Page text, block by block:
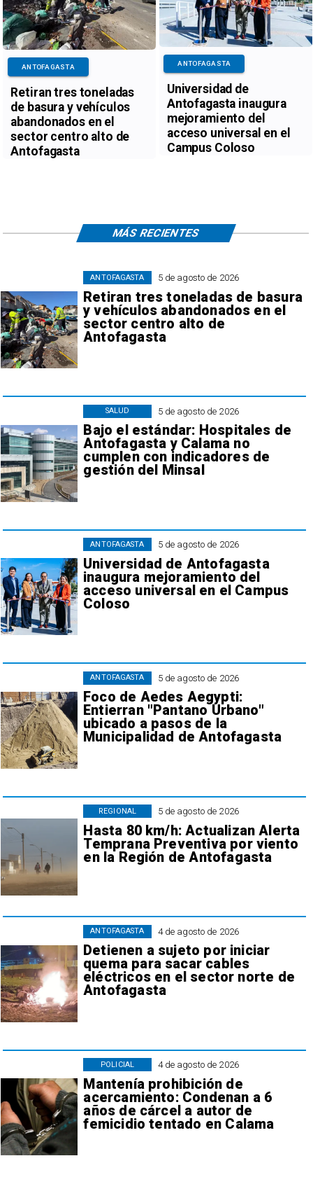
Retiran tres toneladas
de basura y vehículos
abandonados en el
sector centro alto de
Antofagasta
ANTOFAGASTA
Universidad de
Antofagasta inaugura
mejoramiento del
acceso universal en el
Campus Coloso
ANTOFAGASTA
5 de agosto de 2026
Retiran tres toneladas de basura
y vehículos abandonados en el
sector centro alto de
Antofagasta
ANTOFAGASTA
5 de agosto de 2026
Bajo el estándar: Hospitales de
Antofagasta y Calama no
cumplen con indicadores de
gestión del Minsal
SALUD
5 de agosto de 2026
Universidad de Antofagasta
inaugura mejoramiento del
acceso universal en el Campus
Coloso
ANTOFAGASTA
5 de agosto de 2026
Foco de Aedes Aegypti:
Entierran "Pantano Urbano"
ubicado a pasos de la
Municipalidad de Antofagasta
ANTOFAGASTA
5 de agosto de 2026
Hasta 80 km/h: Actualizan Alerta
Temprana Preventiva por viento
en la Región de Antofagasta
REGIONAL
4 de agosto de 2026
Detienen a sujeto por iniciar
quema para sacar cables
eléctricos en el sector norte de
Antofagasta
ANTOFAGASTA
4 de agosto de 2026
Mantenía prohibición de
acercamiento: Condenan a 6
años de cárcel a autor de
femicidio tentado en Calama
POLICIAL
MÁS RECIENTES